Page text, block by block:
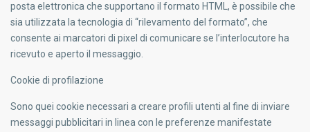
posta elettronica che supportano il formato HTML, è possibile che
sia utilizzata la tecnologia di “rilevamento del formato”, che
consente ai marcatori di pixel di comunicare se l’interlocutore ha
ricevuto e aperto il messaggio.
Cookie di profilazione
Sono quei cookie necessari a creare profili utenti al fine di inviare
messaggi pubblicitari in linea con le preferenze manifestate